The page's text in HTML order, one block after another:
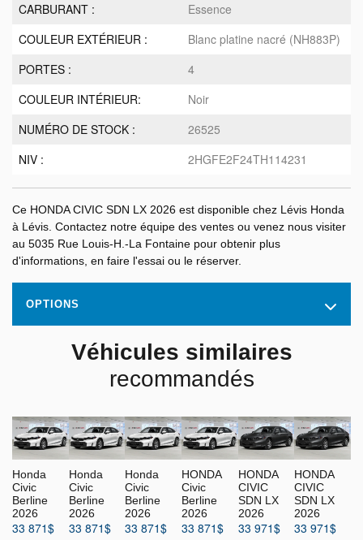
CARBURANT :
Essence
COULEUR EXTÉRIEUR :
Blanc platine nacré (NH883P)
PORTES :
4
COULEUR INTÉRIEUR:
Noir
NUMÉRO DE STOCK :
26525
NIV :
2HGFE2F24TH114231
Ce HONDA CIVIC SDN LX 2026 est disponible chez Lévis Honda
à Lévis. Contactez notre équipe des ventes ou venez nous visiter
au 5035 Rue Louis-H.-La Fontaine pour obtenir plus
d'informations, en faire l'essai ou le réserver.
OPTIONS
Véhicules similaires
recommandés
Honda
Civic
Berline
2026
33 871$
Honda
Civic
Berline
2026
33 871$
Honda
Civic
Berline
2026
33 871$
HONDA
Civic
Berline
2026
33 871$
HONDA
CIVIC
SDN LX
2026
33 971$
HONDA
CIVIC
SDN LX
2026
33 971$